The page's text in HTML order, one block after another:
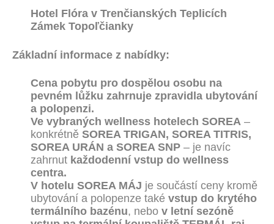
Hotel Flóra v Trenčianských Teplicích
Zámek Topoľčianky
Základní informace z nabídky:
Cena pobytu pro dospělou osobu na
pevném lůžku zahrnuje zpravidla ubytování
a polopenzi.
Ve vybraných wellness hotelech SOREA –
konkrétně SOREA TRIGAN, SOREA TITRIS,
SOREA URÁN a SOREA SNP – je navíc
zahrnut každodenní vstup do wellness
centra.
V hotelu SOREA MÁJ je součástí ceny kromě
ubytování a polopenze také vstup do krytého
termálního bazénu, nebo v letní sezóně